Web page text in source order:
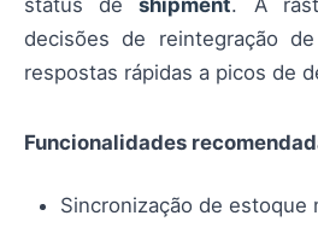
decisões de reintegração
respostas rápidas a picos de
Funcionalidades
Sincronização de estoque